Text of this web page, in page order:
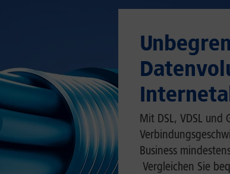
Mit DSL, VDSL und
Business
Vergleichen Sie